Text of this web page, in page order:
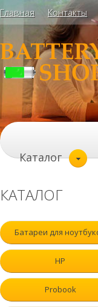
Главная Контакты
Каталог
КАТАЛОГ
Батареи для
HP
Probook